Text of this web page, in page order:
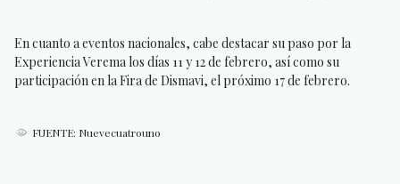
En cuanto a eventos nacionales, cabe destacar su paso por la
Experiencia Verema los días 11 y 12 de febrero, así como su
participación en la Fira de Dismavi, el próximo 17 de febrero.
FUENTE: Nuevecuatrouno